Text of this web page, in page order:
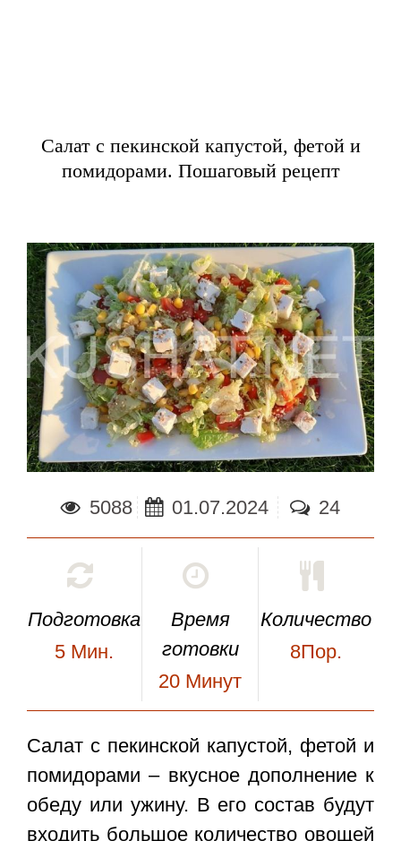
Салат с пекинской капустой, фетой и
помидорами. Пошаговый рецепт
5088 01.07.2024 24
Подготовка
5 Мин.
Время
готовки
20 Минут
Количество
8Пор.
Салат с пекинской капустой, фетой и
помидорами – вкусное дополнение к
обеду или ужину. В его состав будут
входить большое количество овощей